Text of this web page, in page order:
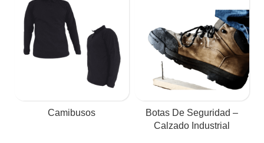
Camibusos
Botas De Seguridad –
Calzado Industrial